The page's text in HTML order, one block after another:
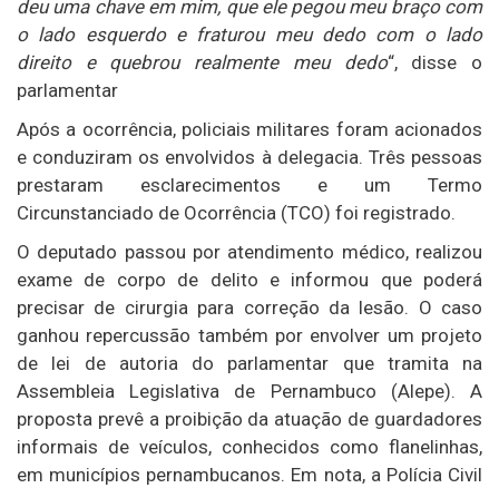
deu uma chave em mim, que ele pegou meu braço com
o lado esquerdo e fraturou meu dedo com o lado
direito e quebrou realmente meu dedo“, disse o
parlamentar
Após a ocorrência, policiais militares foram acionados
e conduziram os envolvidos à delegacia. Três pessoas
prestaram esclarecimentos e um Termo
Circunstanciado de Ocorrência (TCO) foi registrado.
O deputado passou por atendimento médico, realizou
exame de corpo de delito e informou que poderá
precisar de cirurgia para correção da lesão. O caso
ganhou repercussão também por envolver um projeto
de lei de autoria do parlamentar que tramita na
Assembleia Legislativa de Pernambuco (Alepe). A
proposta prevê a proibição da atuação de guardadores
informais de veículos, conhecidos como flanelinhas,
em municípios pernambucanos. Em nota, a Polícia Civil